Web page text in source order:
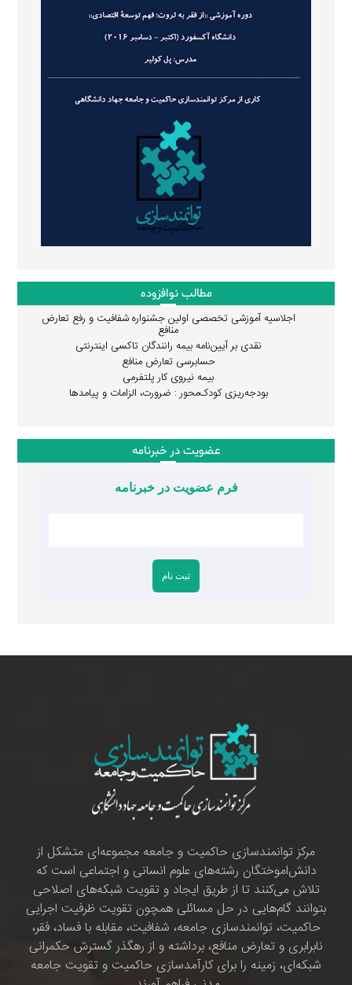
مطالب نوافزوده
اجلاسیه آموزشی تخصصی اولین جشنواره شفافیت و رفع تعارض
منافع
نقدی بر آیین‌نامه بیمه رانندگان تاکسی اینترنتی
حسابرسی تعارض منافع
بیمه نیروی کار پلتفرمی
بودجه‌ریزی کودک‌محور : ضرورت، الزامات و پیامدها
عضویت در خبرنامه
فرم عضویت در خبرنامه
مرکز توانمندسازی حاکمیت و جامعه مجموعه‌ای متشکل از
دانش‌اموختگان رشته‌های علوم انسانی و اجتماعی است که
تلاش می‌کنند تا از طریق ایجاد و تقویت شبکه‌های اصلاحی
بتوانند گام‌هایی در حل مسائلی همچون تقویت ظرفیت اجرایی
حاکمیت، توانمندسازی جامعه، شفافیت، مقابله با فساد، فقر،
نابرابری و تعارض منافع، برداشته و از رهگذر گسترش حکمرانی
شبکه‌ای، زمینه را برای کارآمدسازی حاکمیت و تقویت جامعه